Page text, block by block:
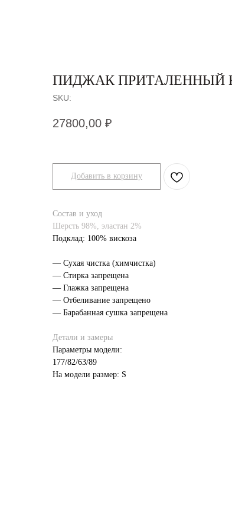
ПИДЖАК ПРИТАЛЕННЫЙ
SKU:
27800,00 ₽
Добавить в корзину
Состав и уход
Шерсть 98%, эластан 2%
Подклад: 100% вискоза
— Сухая чистка (химчистка)
— Стирка запрещена
— Глажка запрещена
— Отбеливание запрещено
— Барабанная сушка запрещена
Детали и замеры
Параметры модели:
177/82/63/89
На модели размер: S